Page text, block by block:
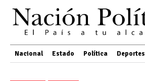
Nacional Estado Política Deportes